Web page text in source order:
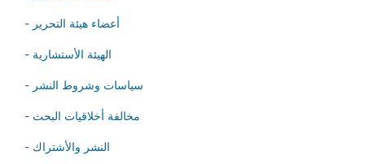
- أعضاء هيئة التحرير
- الهيئة الأستشارية
- سياسات وشروط النشر
- مخالفة أخلاقيات البحث
- النشر والأشتراك